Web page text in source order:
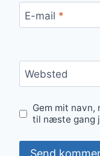
E-mail *
Websted
Gem mit
til næste gang